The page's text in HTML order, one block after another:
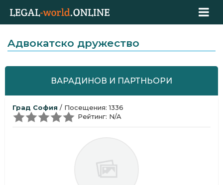
Aдвокатскo дружествo
ВАРАДИНОВ И ПАРТНЬОРИ
Град София / Посещения: 1336
Рейтинг: N/A